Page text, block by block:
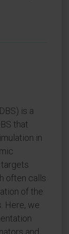
is a
that
in
often calls
of the
Here, we
and